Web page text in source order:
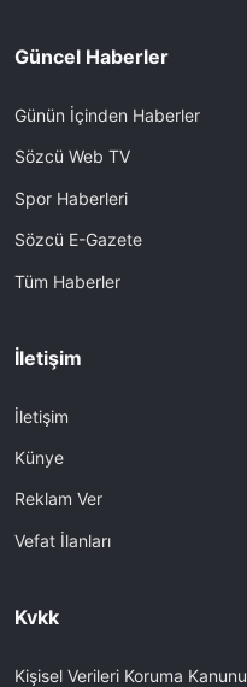
Güncel Haberler
Günün İçinden Haberler
Sözcü Web TV
Spor Haberleri
Sözcü E-Gazete
Tüm Haberler
İletişim
İletişim
Künye
Reklam Ver
Vefat İlanları
Kvkk
Kişisel Verileri Koruma Kanunu